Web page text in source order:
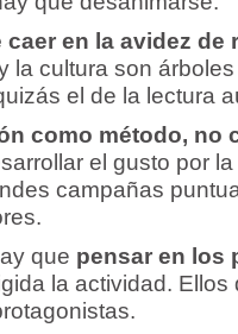
caer en la avidez
la cultura son
el de la lectura
como método, no
el gusto por
campañas
que pensar en los
la actividad. Ellos